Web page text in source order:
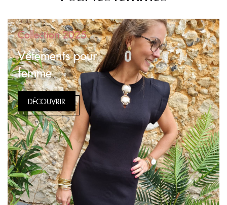
Collection 2025
Vêtements pour
femme
DÉCOUVRIR